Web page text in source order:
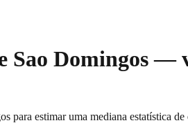
Sao Domingos—
para estimar uma mediana estatística